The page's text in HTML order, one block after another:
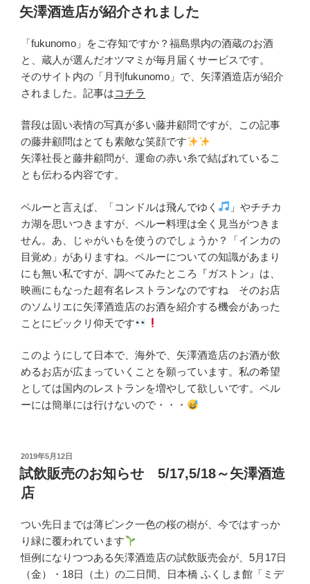
稿
日:
矢澤酒造店が紹介されました
「fukunomo」をご存知ですか？福島県内の酒蔵のお酒
と、蔵人が選んだオツマミが毎月届くサービスです。
そのサイト内の「月刊fukunomo」で、矢澤酒造店が紹介
されました。記事はコチラ
普段は固い表情の写真が多い藤井顧問ですが、この記事
の藤井顧問はとても素敵な笑顔です
矢澤社長と藤井顧問が、運命の赤い糸で結ばれているこ
とも伝わる内容です。
ペルーと言えば、「コンドルは飛んでゆく
」やチチカ
カ湖を思いつきますが、ペルー料理は全く見当がつきま
せん。あ、じゃがいもを使うのでしょうか？「インカの
目覚め」がありますね。ペルーについての知識があまり
にも無い私ですが、調べてみたところ『ガストン』は、
映画にもなった超有名レストランなのですね そのお店
のソムリエに矢澤酒造店のお酒を紹介する機会があった
ことにビックリ仰天です
このようにして日本で、海外で、矢澤酒造店のお酒が飲
めるお店が広まっていくことを願っています。私の希望
としては国内のレストランを増やして欲しいです。ペル
ーには簡単には行けないので・・・
投
稿
日:
2019年5月12日
試飲販売のお知らせ 5/17,5/18～矢澤酒造
店
つい先日までは薄ピンク一色の桜の樹が、今ではすっか
り緑に覆われています
恒例になりつつある矢澤酒造店の試飲販売会が、5月17日
（金）・18日（土）の二日間、日本橋 ふくしま館「ミデ